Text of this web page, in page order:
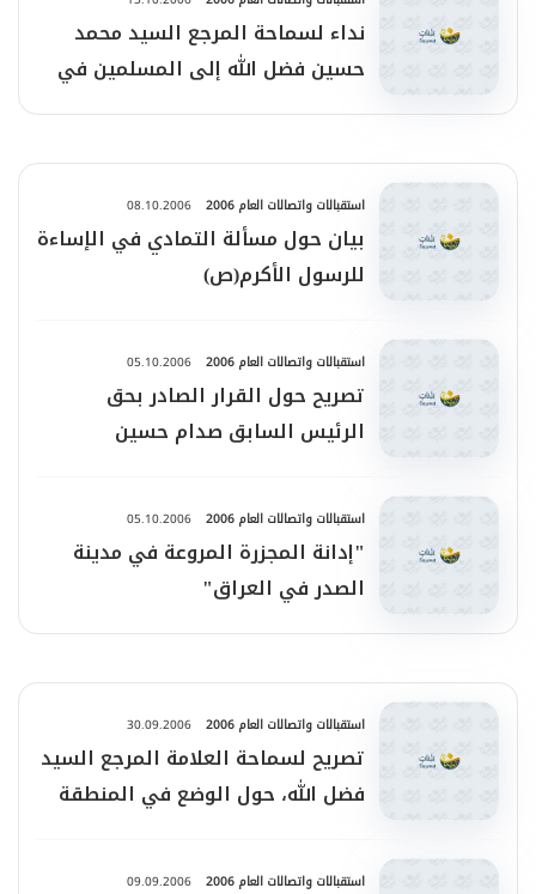
نداء لسماحة المرجع السيد محمد
حسين فضل الله إلى المسلمين في
أيام الصوم
استقبالات واتصالات العام 2006 08.10.2006
بيان حول مسألة التمادي في الإساءة
للرسول الأكرم(ص)
استقبالات واتصالات العام 2006 05.10.2006
تصريح حول القرار الصادر بحق
الرئيس السابق صدام حسين
استقبالات واتصالات العام 2006 05.10.2006
"إدانة المجزرة المروعة في مدينة
الصدر في العراق"
استقبالات واتصالات العام 2006 30.09.2006
تصريح لسماحة العلامة المرجع السيد
فضل الله، حول الوضع في المنطقة
استقبالات واتصالات العام 2006 09.09.2006